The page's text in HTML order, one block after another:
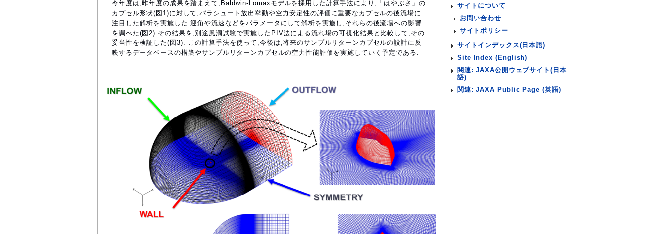
今年度は,昨年度の成果を踏まえて,Baldwin-Lomaxモデルを採用した計算手法により,「はやぶさ」の
カプセル形状(図1)に対して,パラシュート放出挙動や空力安定性の評価に重要なカプセルの後流場に
注目した解析を実施した.迎角や流速などをパラメータにして解析を実施し,それらの後流場への影響
を調べた(図2).その結果を,別途風洞試験で実施したPIV法による流れ場の可視化結果と比較して,その
妥当性を検証した(図3). この計算手法を使って,今後は,将来のサンプルリターンカプセルの設計に反
映するデータベースの構築やサンプルリターンカプセルの空力性能評価を実施していく予定である.
サイトについて
お問い合わせ
サイトポリシー
サイトインデックス(日本語)
Site Index (English)
関連: JAXA公開ウェブサイト(日本
語)
関連: JAXA Public Page (英語)